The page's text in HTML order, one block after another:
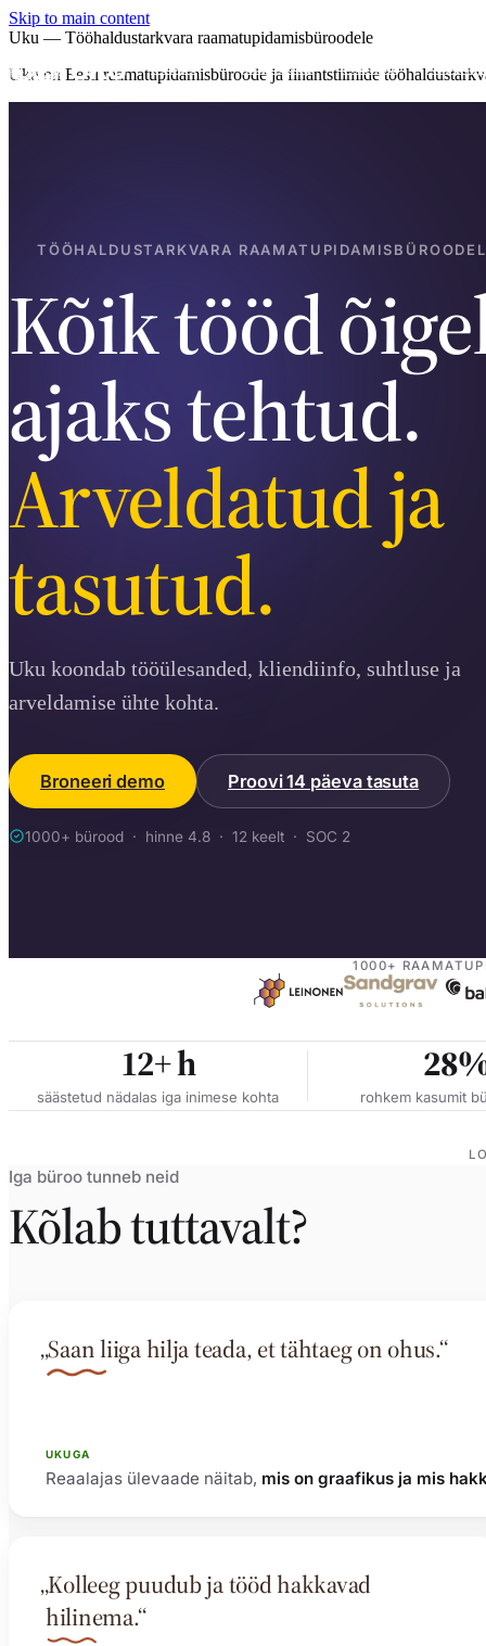
Skip to main content
Toode Teenused Hinnad
Uku — Tööhaldustarkvara raamatupidamisbüroodele
Uku on Eesti raamatupidamisbüroode ja finantstiimide
TÖÖHALDUSTARKVARA
Kõik tööd
ajaks tehtud.
Arveldatud ja
tasutud.
Uku koondab tööülesanded, kliendiinfo, suhtluse ja
arveldamise ühte kohta.
Broneeri demo Proovi 14 päeva tasuta
1000+ bürood · hinne 4.8 · 12 keelt · SOC 2
1000+
12+h
säästetud nädalas iga inimese kohta rohkem kasumit
Iga büroo tunneb neid
Kõlab tuttavalt?
„Saan liiga hilja teada, et tähtaeg on ohus.“
UKUGA
Reaalajas ülevaade näitab, mis on graafikus ja mis
„Kolleeg puudub ja tööd hakkavad
hilinema.“